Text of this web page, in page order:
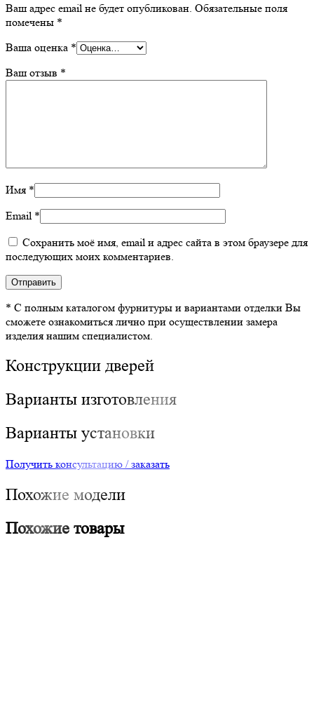
Ваш адрес email не будет опубликован. Обязательные поля
помечены *
Ваша оценка *
Ваш отзыв *
Имя *
Email *
Сохранить моё имя, email и адрес сайта в этом браузере для
последующих моих комментариев.
* С полным каталогом фурнитуры и вариантами отделки Вы
сможете ознакомиться лично при осуществлении замера
изделия нашим специалистом.
Конструкции дверей
Варианты изготовления
Варианты установки
Получить консультацию / заказать
Похожие модели
Похожие товары